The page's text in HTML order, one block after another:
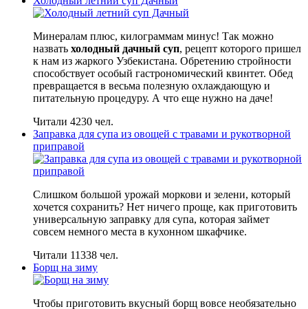
Минералам плюс, килограммам минус! Так можно
назвать холодный дачный суп, рецепт которого пришел
к нам из жаркого Узбекистана. Обретению стройности
способствует особый гастрономический квинтет. Обед
превращается в весьма полезную охлаждающую и
питательную процедуру. А что еще нужно на даче!
Читали 4230 чел.
Заправка для супа из овощей с травами и рукотворной
приправой
Слишком большой урожай моркови и зелени, который
хочется сохранить? Нет ничего проще, как приготовить
универсальную заправку для супа, которая займет
совсем немного места в кухонном шкафчике.
Читали 11338 чел.
Борщ на зиму
Чтобы приготовить вкусный борщ вовсе необязательно